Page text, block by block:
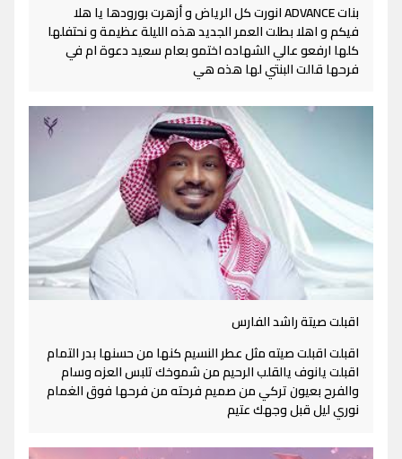
بنات ADVANCE انورت كل الرياض و أزهرت بورودها يا هلا
فيكم و اهلا بطلت العمر الجديد هذه الليلة عظيمة و نحتفلها
كلها ارفعو عالي الشهاده اختمو بعام سعيد دعوة ام في
فرحها قالت البنتي لها هذه هي
اقبلت صيتة راشد الفارس
اقبلت اقبلت صيته مثل عطر النسيم كنها من حسنها بدر التمام
اقبلت يانوف يالقلب الرحيم من شموخك تلبس العزه وسام
والفرح بعيون تركي من صميم فرحته من فرحها فوق الغمام
نوري ليل قبل وجهك عتيم